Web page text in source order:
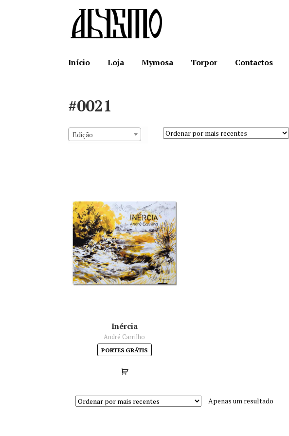
para
navegação
para
o
conteúdo
Início
Loja Mymosa Torpor Contactos
#0021
Edição
Inércia
André Carrilho
PORTES GRÁTIS
Apenas um resultado